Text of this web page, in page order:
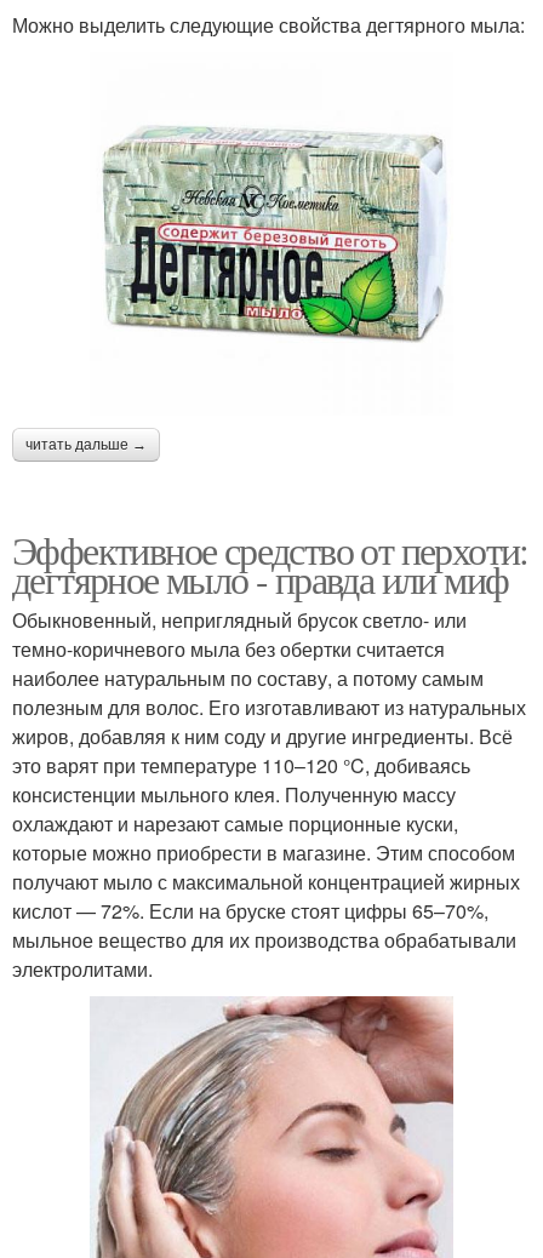
Можно выделить следующие свойства дегтярного мыла:
читать дальше →
Эффективное средство от перхоти:
дегтярное мыло - правда или миф
Обыкновенный, неприглядный брусок светло- или
темно-коричневого мыла без обертки считается
наиболее натуральным по составу, а потому самым
полезным для волос. Его изготавливают из натуральных
жиров, добавляя к ним соду и другие ингредиенты. Всё
это варят при температуре 110–120 °C, добиваясь
консистенции мыльного клея. Полученную массу
охлаждают и нарезают самые порционные куски,
которые можно приобрести в магазине. Этим способом
получают мыло с максимальной концентрацией жирных
кислот — 72%. Если на бруске стоят цифры 65–70%,
мыльное вещество для их производства обрабатывали
электролитами.